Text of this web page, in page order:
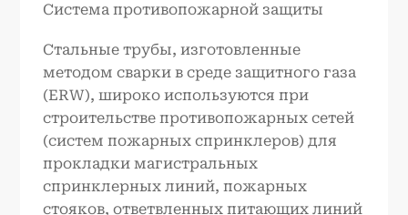
Система противопожарной защиты
Стальные трубы, изготовленные
методом сварки в среде защитного газа
(ERW), широко используются при
строительстве противопожарных сетей
(систем пожарных спринклеров) для
прокладки магистральных
спринклерных линий, пожарных
стояков, ответвленных питающих линий